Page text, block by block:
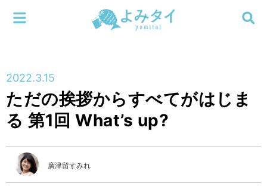
連載
特集
検索する
メニューを閉じる
2022.3.15
ただの挨拶からすべてがはじま
る 第1回 What’s up?
廣津留すみれ